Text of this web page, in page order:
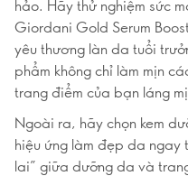
hảo. Hãy thử nghiệm sức
Giordani Gold Serum
yêu thương làn da tuổi
phẩm không chỉ làm mịn
trang điểm của bạn láng
Ngoài ra, hãy chọn kem
hiệu ứng làm đẹp da ngay
lai” giữa dưỡng da và